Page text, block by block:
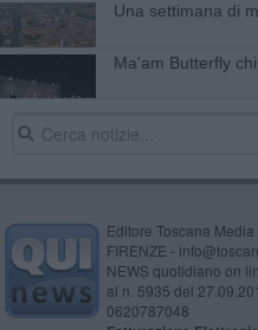
Una settimana di
Ma'am Butterfly
Editore Toscana
FIRENZE -
NEWS quotidiano on
al n. 5935 del
0620787048